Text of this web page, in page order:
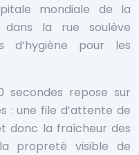
mondiale de la
la rue soulève
d’hygiène pour les
secondes repose sur
: une file d’attente de
donc la fraîcheur des
propreté visible de